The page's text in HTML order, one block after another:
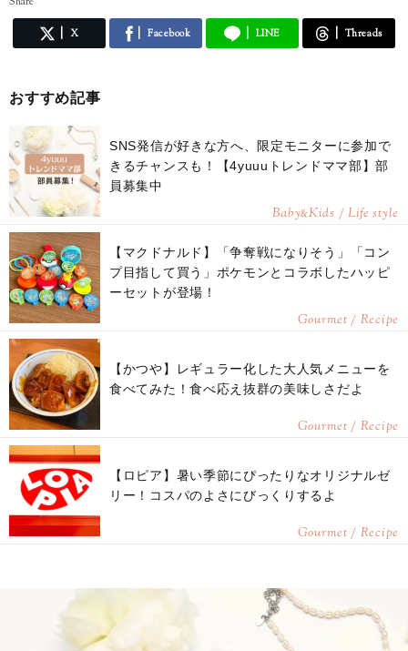
X Facebook LINE Threads
おすすめ記事
SNS発信が好きな方へ、限定モニターに参加で
きるチャンスも！【4yuuuトレンドママ部】部
員募集中
Baby&Kids / Life style
【マクドナルド】「争奪戦になりそう」「コン
プ目指して買う」ポケモンとコラボしたハッピ
ーセットが登場！
Gourmet / Recipe
【かつや】レギュラー化した大人気メニューを
食べてみた！食べ応え抜群の美味しさだよ
Gourmet / Recipe
【ロピア】暑い季節にぴったりなオリジナルゼ
リー！コスパのよさにびっくりするよ
Gourmet / Recipe